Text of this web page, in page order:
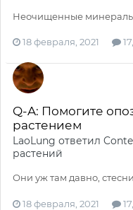
Неочищенные
18 февраля, 2021
Q-A: Помогите
растением
LaoLung ответил
растений
Они уж там давно,
18 февраля, 2021